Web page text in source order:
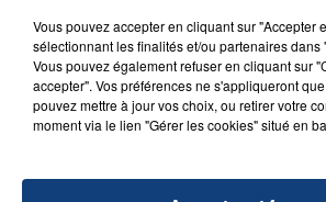
23 juillet 2026
Vous pouvez accepter en cliquant sur "Accepter
sélectionnant les finalités et/ou partenaires dans
Vous pouvez également refuser en cliquant sur
accepter". Vos préférences ne s'appliqueront
pouvez mettre à jour vos choix, ou retirer votre
moment via le lien "Gérer les cookies" situé en